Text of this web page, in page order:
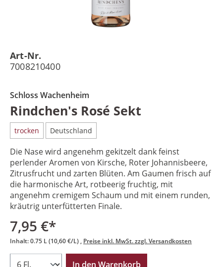
Art-Nr.
7008210400
Schloss Wachenheim
Rindchen's Rosé Sekt
trocken Deutschland
Die Nase wird angenehm gekitzelt dank feinst
perlender Aromen von Kirsche, Roter Johannisbeere,
Zitrusfrucht und zarten Blüten. Am Gaumen frisch auf
die harmonische Art, rotbeerig fruchtig, mit
angenehm cremigem Schaum und mit einem runden,
kräutrig unterfütterten Finale.
7,95 €*
Inhalt:0.75 L(10,60 €/L) Preise inkl. MwSt. zzgl. Versandkosten
In den Warenkorb